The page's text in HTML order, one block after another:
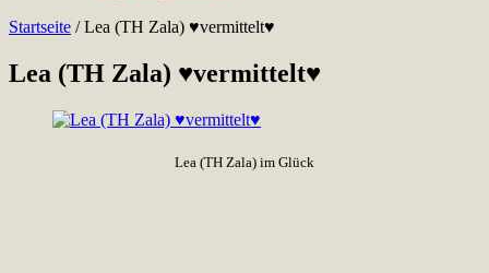
Startseite /Lea (TH Zala) ♥vermittelt♥
Lea (TH Zala) ♥vermittelt♥
Lea (TH Zala) im Glück